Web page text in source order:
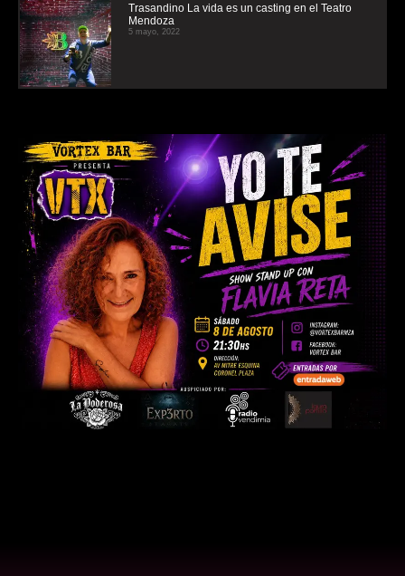
Trasandino La vida es un casting en el Teatro
Mendoza
5 mayo, 2022